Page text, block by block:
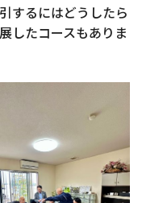
するにはどうしたら
したコースもありま